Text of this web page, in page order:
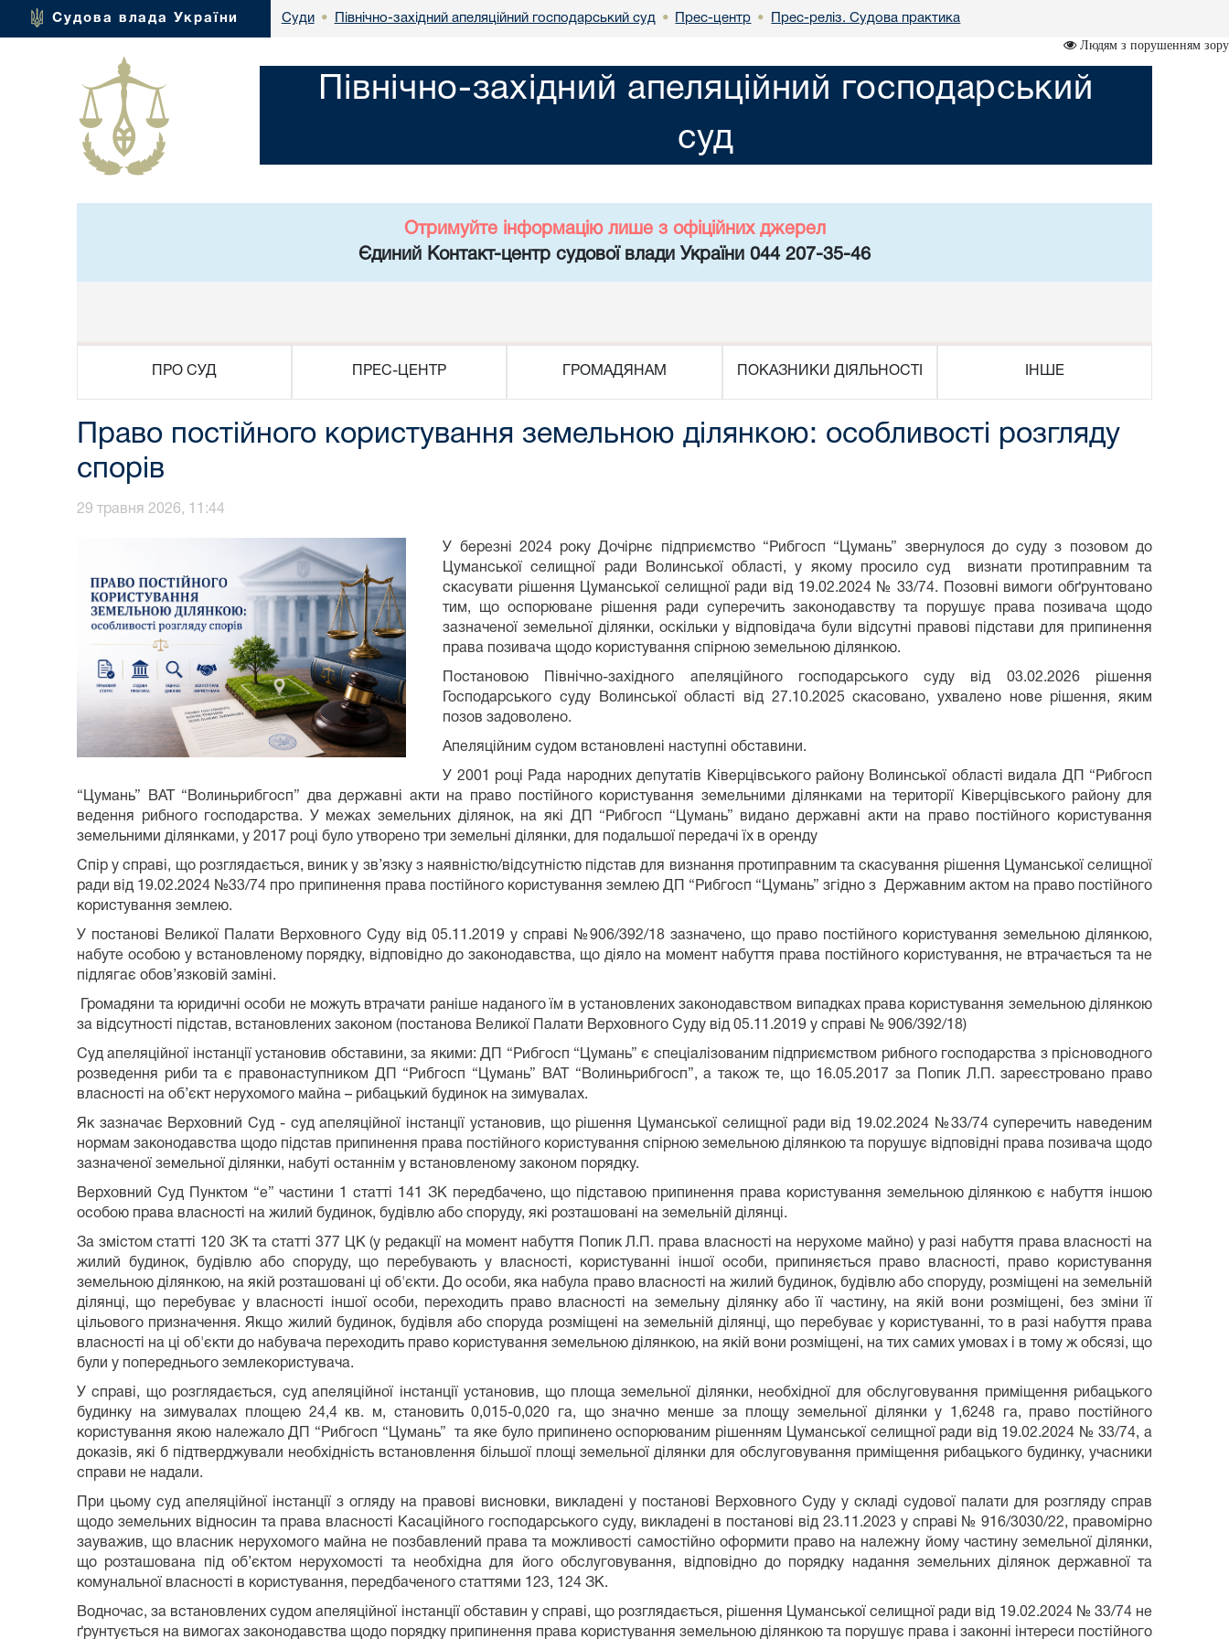
Судова влада України Суди • Північно-західний апеляційний господарський суд • Прес-центр • Прес-реліз. Судова практика
Людям з порушенням зору
Північно-західний апеляційний господарський
суд
Отримуйте інформацію лише з офіційних джерел
Єдиний Контакт-центр судової влади України 044 207-35-46
ПРО СУД ПРЕС-ЦЕНТР ГРОМАДЯНАМ ПОКАЗНИКИ ДІЯЛЬНОСТІ ІНШЕ
Право постійного користування земельною ділянкою: особливості розгляду
спорів
29 травня 2026, 11:44
У березні 2024 року Дочірнє підприємство “Рибгосп “Цумань” звернулося до суду з позовом до
Цуманської селищної ради Волинської області, у якому просило суд визнати протиправним та
скасувати рішення Цуманської селищної ради від 19.02.2024 № 33/74. Позовні вимоги обґрунтовано
тим, що оспорюване рішення ради суперечить законодавству та порушує права позивача щодо
зазначеної земельної ділянки, оскільки у відповідача були відсутні правові підстави для припинення
права позивача щодо користування спірною земельною ділянкою.
Постановою Північно-західного апеляційного господарського суду від 03.02.2026 рішення
Господарського суду Волинської області від 27.10.2025 скасовано, ухвалено нове рішення, яким
позов задоволено.
Апеляційним судом встановлені наступні обставини.
У 2001 році Рада народних депутатів Ківерцівського району Волинської області видала ДП “Рибгосп
“Цумань” ВАТ “Волиньрибгосп” два державні акти на право постійного користування земельними ділянками на території Ківерцівського району для
ведення рибного господарства. У межах земельних ділянок, на які ДП “Рибгосп “Цумань” видано державні акти на право постійного користування
земельними ділянками, у 2017 році було утворено три земельні ділянки, для подальшої передачі їх в оренду
Спір у справі, що розглядається, виник у зв’язку з наявністю/відсутністю підстав для визнання протиправним та скасування рішення Цуманської селищної
ради від 19.02.2024 №33/74 про припинення права постійного користування землею ДП “Рибгосп “Цумань” згідно з Державним актом на право постійного
користування землею.
У постанові Великої Палати Верховного Суду від 05.11.2019 у справі №906/392/18 зазначено, що право постійного користування земельною ділянкою,
набуте особою у встановленому порядку, відповідно до законодавства, що діяло на момент набуття права постійного користування, не втрачається та не
підлягає обов’язковій заміні.
Громадяни та юридичні особи не можуть втрачати раніше наданого їм в установлених законодавством випадках права користування земельною ділянкою
за відсутності підстав, встановлених законом (постанова Великої Палати Верховного Суду від 05.11.2019 у справі № 906/392/18)
Суд апеляційної інстанції установив обставини, за якими: ДП “Рибгосп “Цумань” є спеціалізованим підприємством рибного господарства з прісноводного
розведення риби та є правонаступником ДП “Рибгосп “Цумань” ВАТ “Волиньрибгосп”, а також те, що 16.05.2017 за Попик Л.П. зареєстровано право
власності на об’єкт нерухомого майна – рибацький будинок на зимувалах.
Як зазначає Верховний Суд - суд апеляційної інстанції установив, що рішення Цуманської селищної ради від 19.02.2024 №33/74 суперечить наведеним
нормам законодавства щодо підстав припинення права постійного користування спірною земельною ділянкою та порушує відповідні права позивача щодо
зазначеної земельної ділянки, набуті останнім у встановленому законом порядку.
Верховний Суд Пунктом “е” частини 1 статті 141 ЗК передбачено, що підставою припинення права користування земельною ділянкою є набуття іншою
особою права власності на жилий будинок, будівлю або споруду, які розташовані на земельній ділянці.
За змістом статті 120 ЗК та статті 377 ЦК (у редакції на момент набуття Попик Л.П. права власності на нерухоме майно) у разі набуття права власності на
жилий будинок, будівлю або споруду, що перебувають у власності, користуванні іншої особи, припиняється право власності, право користування
земельною ділянкою, на якій розташовані ці об'єкти. До особи, яка набула право власності на жилий будинок, будівлю або споруду, розміщені на земельній
ділянці, що перебуває у власності іншої особи, переходить право власності на земельну ділянку або її частину, на якій вони розміщені, без зміни її
цільового призначення. Якщо жилий будинок, будівля або споруда розміщені на земельній ділянці, що перебуває у користуванні, то в разі набуття права
власності на ці об'єкти до набувача переходить право користування земельною ділянкою, на якій вони розміщені, на тих самих умовах і в тому ж обсязі, що
були у попереднього землекористувача.
У справі, що розглядається, суд апеляційної інстанції установив, що площа земельної ділянки, необхідної для обслуговування приміщення рибацького
будинку на зимувалах площею 24,4 кв. м, становить 0,015-0,020 га, що значно менше за площу земельної ділянки у 1,6248 га, право постійного
користування якою належало ДП “Рибгосп “Цумань” та яке було припинено оспорюваним рішенням Цуманської селищної ради від 19.02.2024 № 33/74, а
доказів, які б підтверджували необхідність встановлення більшої площі земельної ділянки для обслуговування приміщення рибацького будинку, учасники
справи не надали.
При цьому суд апеляційної інстанції з огляду на правові висновки, викладені у постанові Верховного Суду у складі судової палати для розгляду справ
щодо земельних відносин та права власності Касаційного господарського суду, викладені в постанові від 23.11.2023 у справі № 916/3030/22, правомірно
зауважив, що власник нерухомого майна не позбавлений права та можливості самостійно оформити право на належну йому частину земельної ділянки,
що розташована під об’єктом нерухомості та необхідна для його обслуговування, відповідно до порядку надання земельних ділянок державної та
комунальної власності в користування, передбаченого статтями 123, 124 ЗК.
Водночас, за встановлених судом апеляційної інстанції обставин у справі, що розглядається, рішення Цуманської селищної ради від 19.02.2024 № 33/74 не
ґрунтується на вимогах законодавства щодо порядку припинення права користування земельною ділянкою та порушує права і законні інтереси постійного